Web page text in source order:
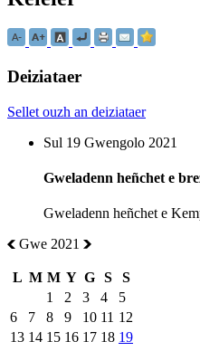
Deiziataer
Sellet ouzh an deiziataer
Sul 19 Gwengolo 2021
Gweladenn heñchet e
Gweladenn heñchet e
Gwe 2021
L M M Y G S
S
1
2 3 4
5
6
7 8 9 10 11 12
13 14 15 16 17 18 19